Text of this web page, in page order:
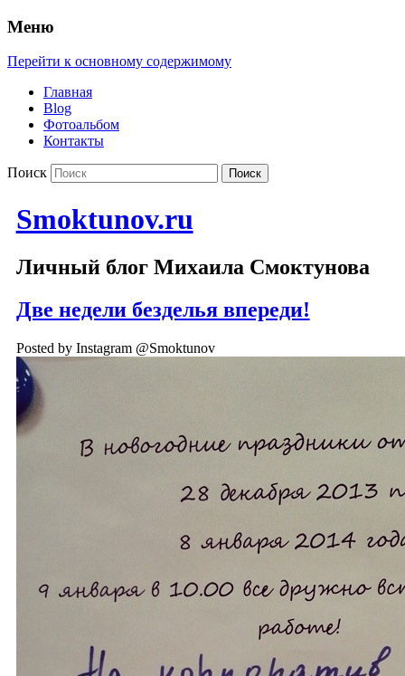
Меню
Перейти к основному содержимому
Главная
Blog
Фотоальбом
Контакты
Поиск
Smoktunov.ru
Личный блог Михаила Смоктунова
Две недели безделья впереди!
Posted by Instagram @Smoktunov